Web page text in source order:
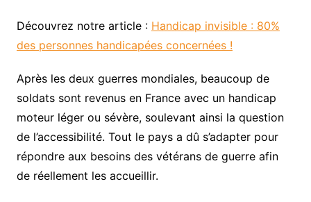
Découvrez notre article : Handicap invisible : 80%
des personnes handicapées concernées !
Après les deux guerres mondiales, beaucoup de
soldats sont revenus en France avec un handicap
moteur léger ou sévère, soulevant ainsi la question
de l’accessibilité. Tout le pays a dû s’adapter pour
répondre aux besoins des vétérans de guerre afin
de réellement les accueillir.